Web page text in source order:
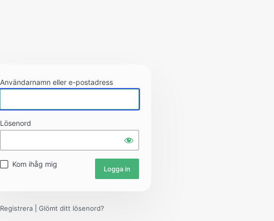
Användarnamn eller e-postadress
Lösenord
Kom ihåg mig
Registrera Glömt ditt lösenord?